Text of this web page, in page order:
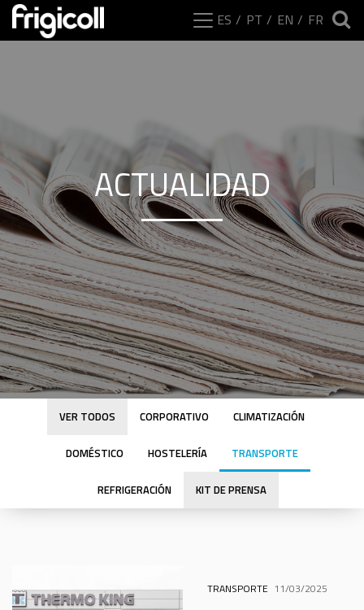
ES PT EN FR
ACTUALIDAD
VER TODOS CORPORATIVO CLIMATIZACIÓN
DOMÉSTICO HOSTELERÍA TRANSPORTE
REFRIGERACIÓN KIT DE PRENSA
TRANSPORTE 11/03/2025